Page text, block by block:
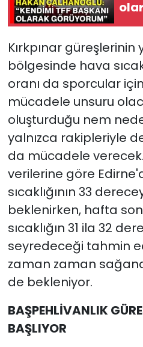
Kırkpınar güreşlerinin
bölgesinde hava
oranı da sporcular
mücadele unsuru
oluşturduğu nem
yalnızca rakipleriyle
da mücadele
verilerine göre
sıcaklığının 33
beklenirken, hafta
sıcaklığın 31 ila 32
seyredeceği tahmin
zaman zaman
de bekleniyor.
BAŞPEHLİVANLIK
BAŞLIYOR